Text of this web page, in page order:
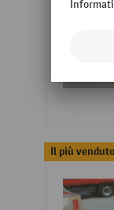
Il più venduto